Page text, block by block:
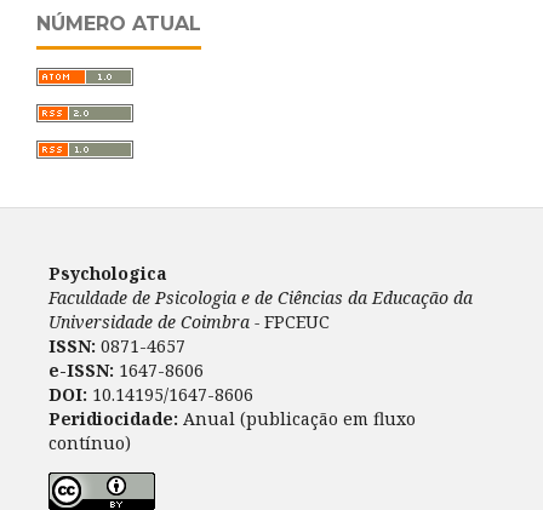
NÚMERO ATUAL
Psychologica
Faculdade de Psicologia e de Ciências da Educação da
Universidade de Coimbra - FPCEUC
ISSN: 0871-4657
e-ISSN: 1647-8606
DOI: 10.14195/1647-8606
Peridiocidade: Anual (publicação em fluxo
contínuo)